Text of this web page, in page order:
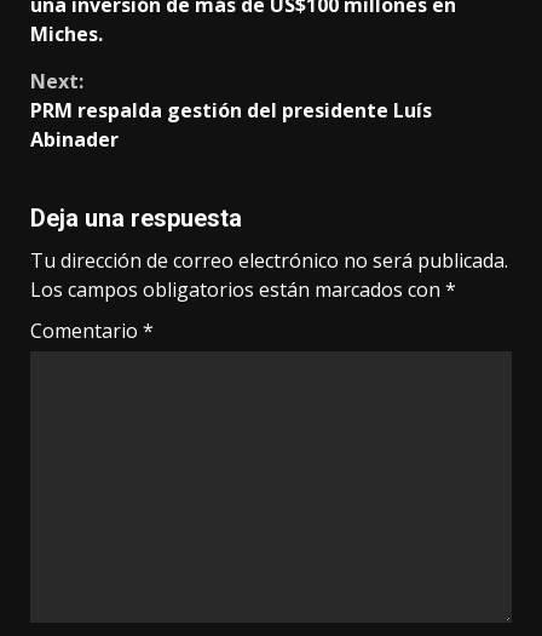
Miches.
Next:
PRM respalda gestión del presidente Luís
Abinader
Deja una respuesta
Tu dirección de correo electrónico no será publicada.
Los campos obligatorios están marcados con *
Comentario *